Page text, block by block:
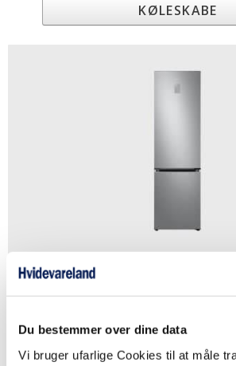
Du bestemmer over dine data
Vi bruger ufarlige Cookies til at måle
KØLESKABE